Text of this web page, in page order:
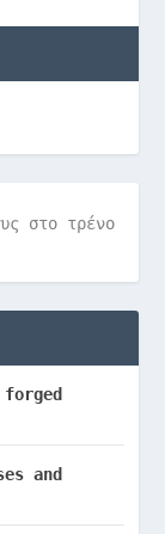
στο τρένο
and